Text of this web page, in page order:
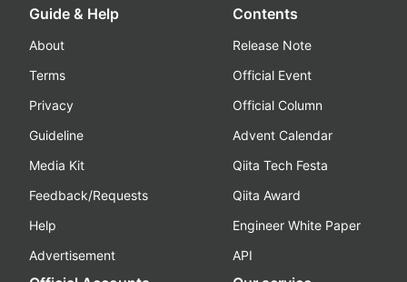
Guide & Help
About
Terms
Privacy
Guideline
Media Kit
Feedback/Requests
Help
Advertisement
Contents
Release Note
Official Event
Official Column
Advent Calendar
Qiita Tech Festa
Qiita Award
Engineer White Paper
API